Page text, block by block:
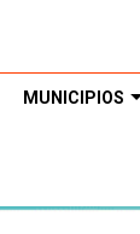
MUNICIPIOS